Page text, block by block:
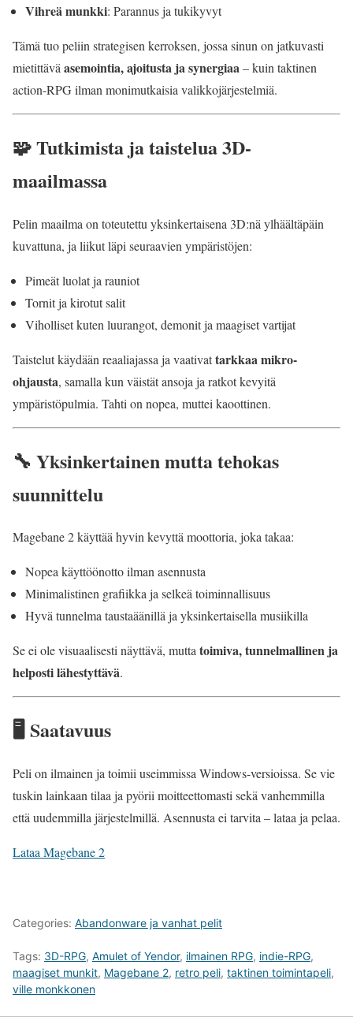
Vihreä munkki: Parannus ja tukikyvyt
Tämä tuo peliin strategisen kerroksen, jossa sinun on jatkuvasti
mietittävä asemointia, ajoitusta ja synergiaa– kuin taktinen
action-RPG ilman monimutkaisia valikkojärjestelmiä.
🧩 Tutkimista ja taistelua 3D-
maailmassa
Pelin maailma on toteutettu yksinkertaisena 3D:nä ylhäältäpäin
kuvattuna, ja liikut läpi seuraavien ympäristöjen:
Pimeät luolat ja rauniot
Tornit ja kirotut salit
Viholliset kuten luurangot, demonit ja maagiset vartijat
Taistelut käydään reaaliajassa ja vaativattarkkaa mikro-
ohjausta, samalla kun väistät ansoja ja ratkot kevyitä
ympäristöpulmia. Tahti on nopea, muttei kaoottinen.
🔧 Yksinkertainen mutta tehokas
suunnittelu
Magebane 2 käyttää hyvin kevyttä moottoria, joka takaa:
Nopea käyttöönotto ilman asennusta
Minimalistinen grafiikka ja selkeä toiminnallisuus
Hyvä tunnelma taustaäänillä ja yksinkertaisella musiikilla
Se ei ole visuaalisesti näyttävä, muttatoimiva, tunnelmallinen ja
helposti lähestyttävä.
🖥️ Saatavuus
Peli on ilmainen ja toimii useimmissa Windows-versioissa. Se vie
tuskin lainkaan tilaa ja pyörii moitteettomasti sekä vanhemmilla
että uudemmilla järjestelmillä. Asennusta ei tarvita – lataa ja pelaa.
Lataa Magebane 2
Categories: Abandonware ja vanhat pelit
Tags: 3D-RPG, Amulet of Yendor, ilmainen RPG, indie-RPG,
maagiset munkit, Magebane 2, retro peli, taktinen toimintapeli,
ville monkkonen